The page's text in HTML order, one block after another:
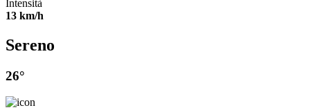
Intensità
13 km/h
Sereno
26°